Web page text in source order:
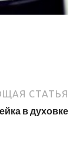
СТАТЬЯ
в духовке